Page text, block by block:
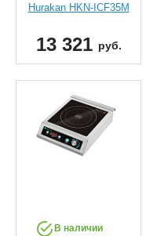
Hurakan HKN-ICF35M
13 321 руб.
В наличии